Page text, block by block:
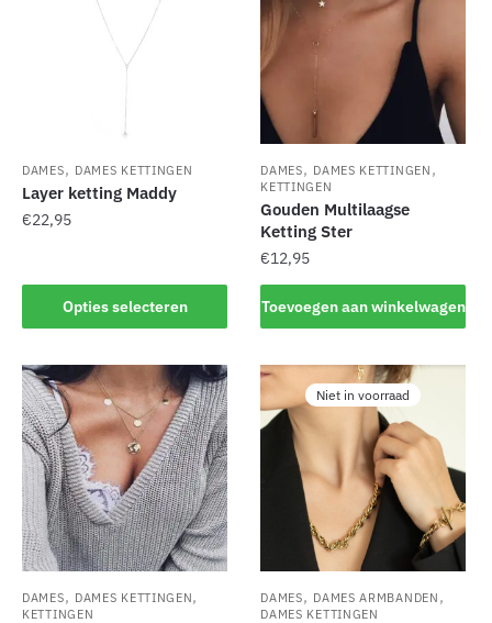
DAMES, DAMES KETTINGEN
Layer ketting Maddy
€22,95
Opties selecteren
product
variaties.
Deze
optie
kan
gekozen
worden
op
de
productpagina
DAMES, DAMES KETTINGEN ,
KETTINGEN
Gouden Multilaagse
Ketting Ster
€12,95
Toevoegen aan winkelwagen
DAMES, DAMES KETTINGEN,
KETTINGEN
Niet in voorraad
DAMES, DAMES ARMBANDEN ,
DAMES KETTINGEN